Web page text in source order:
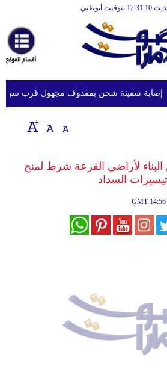
بتوقيت أبوظبي
أخبارعاجلة
رياضة
ثقافة
إقتصاد
وموسيقى
سفينة شحن بمقذوف مجهول قرب سواحل
لأراضي القرعة شرط لمنح
تيسيرات السداد
GMT